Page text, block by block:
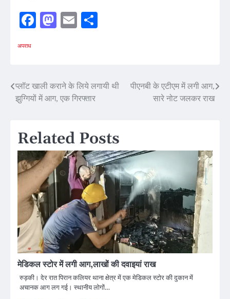
Facebook
Mastodon
Email
अपराध
Post
navigation
प्लॉट खाली कराने के लिये लगायी थी
झुग्गियों में आग, एक गिरफ्तार
पीएनबी के एटीएम में लगी आग,
सारे नोट जलकर राख
Related Posts
मेडिकल स्टोर में लगी आग,लाखों की दवाइयां राख
रुड़की। देर रात पिरान कलियर थाना क्षेत्र में एक मेडिकल स्टोर की दुकान में
अचानक आग लग गई। स्थानीय लोगों…